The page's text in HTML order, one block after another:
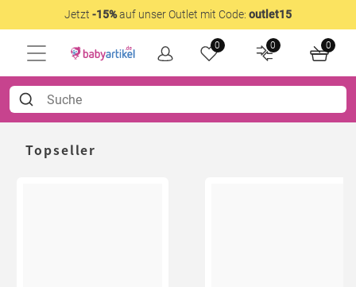
Jetzt -15%auf unser Outlet mit Code: outlet15
0 0 0
Topseller